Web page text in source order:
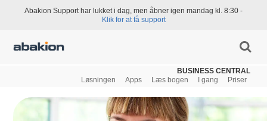
Abakion Support har lukket i dag, men åbner igen mandag kl. 8:30 -
Klik for at få support
BUSINESS CENTRAL
Løsningen
Apps Læs bogen I gang Priser